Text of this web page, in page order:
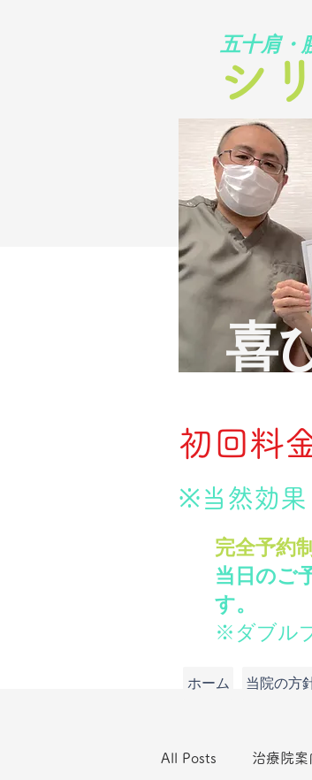
五十肩・
シ
​📞電話する（今すぐ
喜
初回料
※当然効果
ホーム 当院の方
完全予約
当日のご
す。
※ダブル
All Posts 治療院案